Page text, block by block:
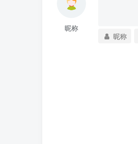
昵称
昵称